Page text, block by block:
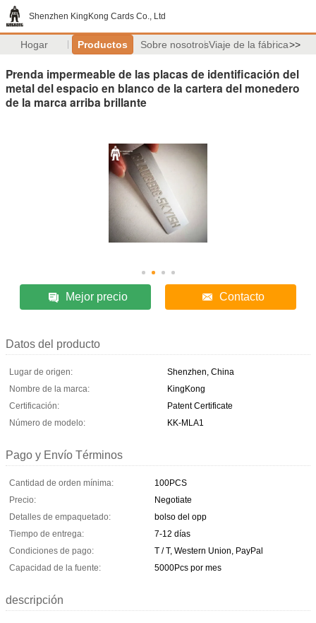
Shenzhen KingKong Cards Co., Ltd
Hogar Productos Sobre nosotrosViaje de la fábrica>>
Prenda impermeable de las placas de identificación del
metal del espacio en blanco de la cartera del monedero
de la marca arriba brillante
Mejor precio Contacto
Datos del producto
Lugar de origen:
Shenzhen, China
Nombre de la marca:
KingKong
Certificación:
Patent Certificate
Número de modelo:
KK-MLA1
Pago y Envío Términos
Cantidad de orden mínima:
100PCS
Precio:
Negotiate
Detalles de empaquetado:
bolso del opp
Tiempo de entrega:
7-12 días
Condiciones de pago:
T / T, Western Union, PayPal
Capacidad de la fuente:
5000Pcs por mes
descripción